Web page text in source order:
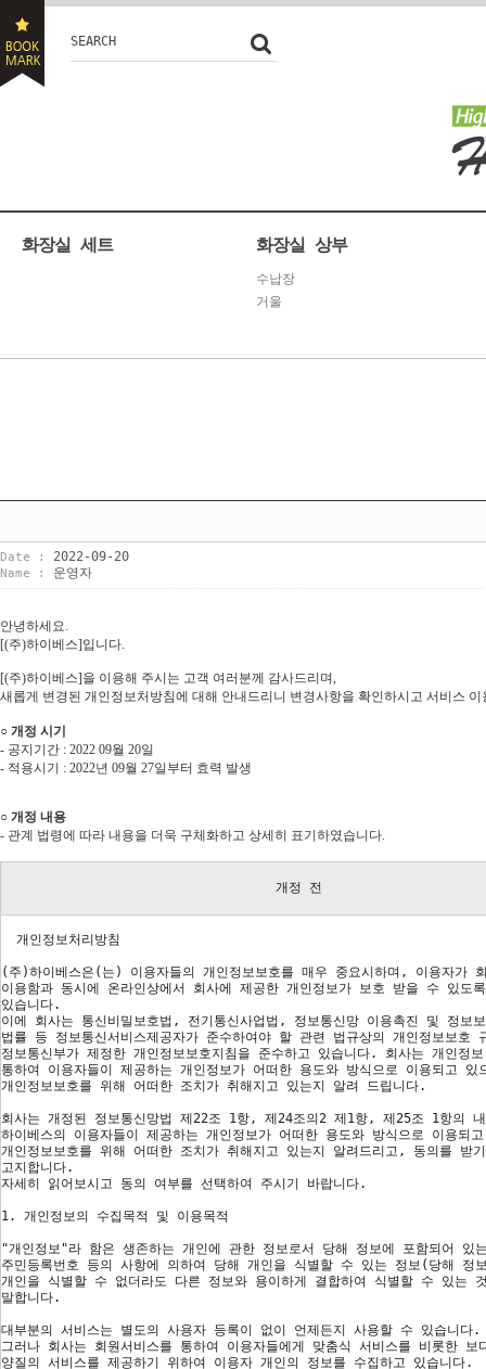
SEARCH
화장실 세트 화장실 상부
수납장
거울
Date : 2022-09-20
Name : 운영자
안녕하세요.
[(주)하이베스]입니다.
[(주)하이베스]을 이용해 주시는 고객 여러분께 감사드리며,
새롭게 변경된 개인정보처방침에 대해 안내드리니 변경사항을 확인하시고 서비스
○ 개정 시기
- 공지기간 : 2022 09월 20일
- 적용시기 : 2022년 09월 27일부터 효력 발생
○ 개정 내용
- 관계 법령에 따라 내용을 더욱 구체화하고 상세히 표기하였습니다.
개정 전
개인정보처리방침
(주)하이베스은(는) 이용자들의 개인정보보호를 매우 중요시하며, 이용자가
이용함과 동시에 온라인상에서 회사에 제공한 개인정보가 보호 받을 수 있도
있습니다.
이에 회사는 통신비밀보호법, 전기통신사업법, 정보통신망 이용촉진 및 정보
법률 등 정보통신서비스제공자가 준수하여야 할 관련 법규상의 개인정보보호
정보통신부가 제정한 개인정보보호지침을 준수하고 있습니다. 회사는 개인정
통하여 이용자들이 제공하는 개인정보가 어떠한 용도와 방식으로 이용되고 있
개인정보보호를 위해 어떠한 조치가 취해지고 있는지 알려 드립니다.
회사는 개정된 정보통신망법 제22조 1항, 제24조의2 제1항, 제25조 1항의
하이베스의 이용자들이 제공하는 개인정보가 어떠한 용도와 방식으로 이용되
개인정보보호를 위해 어떠한 조치가 취해지고 있는지 알려드리고, 동의를 받
고지합니다.
자세히 읽어보시고 동의 여부를 선택하여 주시기 바랍니다.
1. 개인정보의 수집목적 및 이용목적
"개인정보"라 함은 생존하는 개인에 관한 정보로서 당해 정보에 포함되어 있
주민등록번호 등의 사항에 의하여 당해 개인을 식별할 수 있는 정보(당해 정
개인을 식별할 수 없더라도 다른 정보와 용이하게 결합하여 식별할 수 있는
말합니다.
대부분의 서비스는 별도의 사용자 등록이 없이 언제든지 사용할 수 있습니다.
그러나 회사는 회원서비스를 통하여 이용자들에게 맞춤식 서비스를 비롯한 보
양질의 서비스를 제공하기 위하여 이용자 개인의 정보를 수집하고 있습니다.